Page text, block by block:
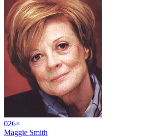
026×
Maggie Smith